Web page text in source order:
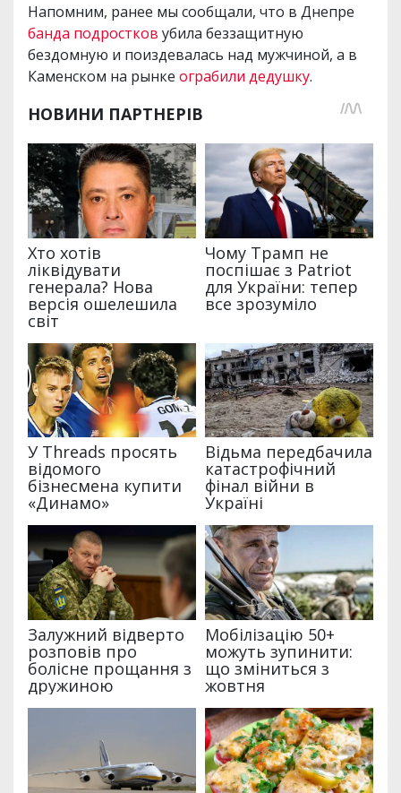
Напомним, ранее мы сообщали, что в Днепре
банда подростков убила беззащитную
бездомную и поиздевалась над мужчиной, а в
Каменском на рынке ограбили дедушку.